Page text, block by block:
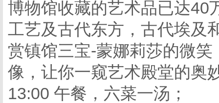
博物馆收藏的艺术品已达40
工艺及古代东方，古代埃及
赏镇馆三宝-蒙娜莉莎的微
像，让你一窥艺术殿堂的奥
13:00 午餐，六菜一汤；